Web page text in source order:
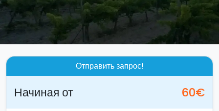
Отправить запрос!
Начиная от 60€